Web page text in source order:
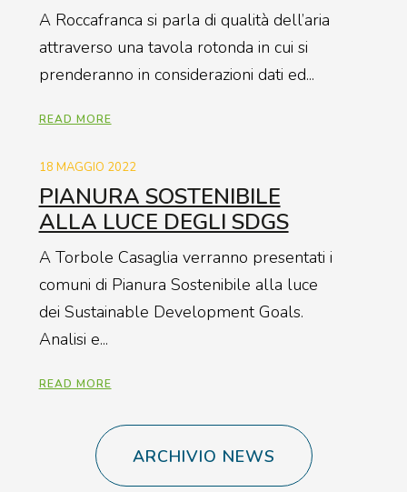
A Roccafranca si parla di qualità dell’aria
attraverso una tavola rotonda in cui si
prenderanno in considerazioni dati ed...
READ MORE
18 MAGGIO 2022
PIANURA SOSTENIBILE
ALLA LUCE DEGLI SDGS
A Torbole Casaglia verranno presentati i
comuni di Pianura Sostenibile alla luce
dei Sustainable Development Goals.
Analisi e...
READ MORE
ARCHIVIO NEWS